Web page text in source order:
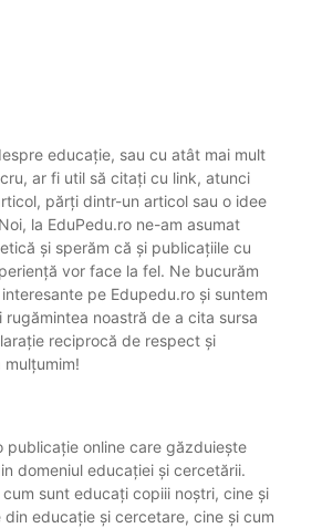
educație, sau cu atât mai mult
ar fi util să citați cu link, atunci
părți dintr-un articol sau o idee
la EduPedu.ro ne-am asumat
și sperăm că și publicațiile cu
vor face la fel. Ne bucurăm
pe Edupedu.ro și suntem
rugămintea noastră de a cita sursa
reciprocă de respect și
mulțumim!
publicație online care găzduiește
domeniul educației și cercetării.
sunt educați copiii noștri, cine și
educație și cercetare, cine și cum